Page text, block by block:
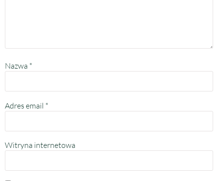
Nazwa *
Adres email *
Witryna internetowa